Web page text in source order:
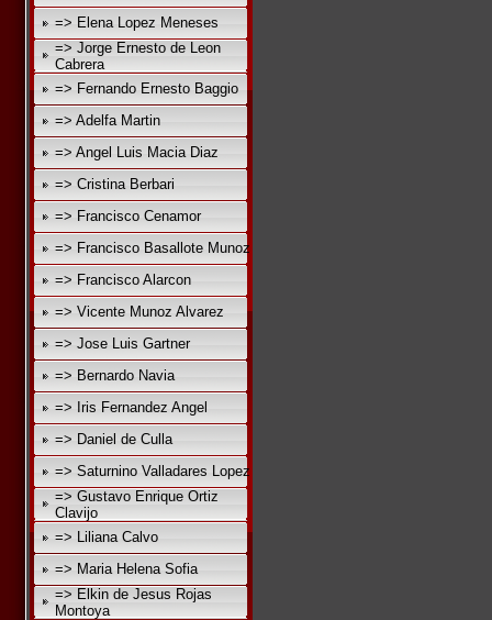
=> Elena Lopez Meneses
=> Jorge Ernesto de Leon
Cabrera
=> Fernando Ernesto Baggio
=> Adelfa Martin
=> Angel Luis Macia Diaz
=> Cristina Berbari
=> Francisco Cenamor
=> Francisco Basallote Munoz
=> Francisco Alarcon
=> Vicente Munoz Alvarez
=> Jose Luis Gartner
=> Bernardo Navia
=> Iris Fernandez Angel
=> Daniel de Culla
=> Saturnino Valladares Lopez
=> Gustavo Enrique Ortiz
Clavijo
=> Liliana Calvo
=> Maria Helena Sofia
=> Elkin de Jesus Rojas
Montoya